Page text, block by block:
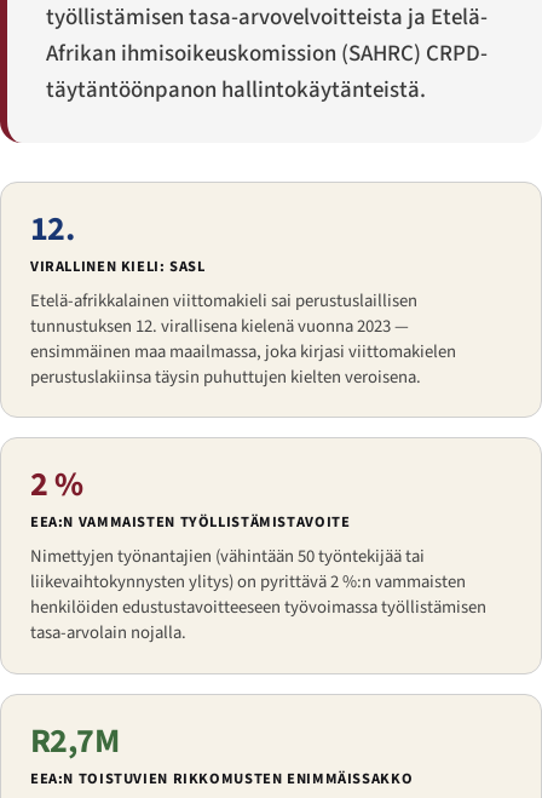
työllistämisen tasa-arvovelvoitteista ja Etelä-
Afrikan ihmisoikeuskomission (SAHRC) CRPD-
täytäntöönpanon hallintokäytänteistä.
12.
VIRALLINEN KIELI: SASL
Etelä-afrikkalainen viittomakieli sai perustuslaillisen
tunnustuksen 12. virallisena kielenä vuonna 2023 —
ensimmäinen maa maailmassa, joka kirjasi viittomakielen
perustuslakiinsa täysin puhuttujen kielten veroisena.
2 %
EEA:N VAMMAISTEN TYÖLLISTÄMISTAVOITE
Nimettyjen työnantajien (vähintään 50 työntekijää tai
liikevaihtokynnysten ylitys) on pyrittävä 2 %:n vammaisten
henkilöiden edustustavoitteeseen työvoimassa työllistämisen
tasa-arvolain nojalla.
R2,7M
EEA:N TOISTUVIEN RIKKOMUSTEN ENIMMÄISSAKKO